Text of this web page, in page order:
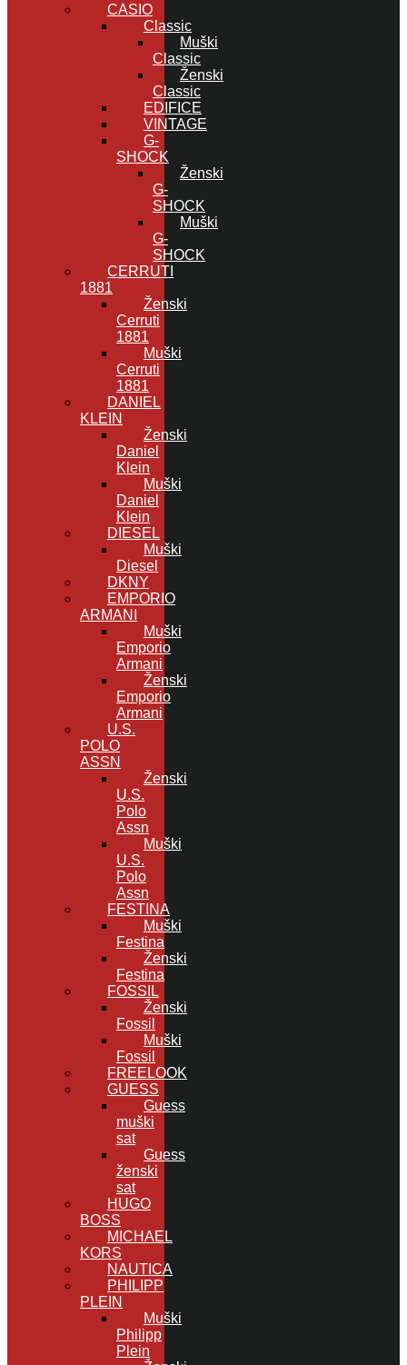
CASIO
Classic
Muški
Classic
Ženski
Classic
EDIFICE
VINTAGE
G-
SHOCK
Ženski
G-
SHOCK
Muški
G-
SHOCK
CERRUTI
1881
Ženski
Cerruti
1881
Muški
Cerruti
1881
DANIEL
KLEIN
Ženski
Daniel
Klein
Muški
Daniel
Klein
DIESEL
Muški
Diesel
DKNY
EMPORIO
ARMANI
Muški
Emporio
Armani
Ženski
Emporio
Armani
U.S.
POLO
ASSN
Ženski
U.S.
Polo
Assn
Muški
U.S.
Polo
Assn
FESTINA
Muški
Festina
Ženski
Festina
FOSSIL
Ženski
Fossil
Muški
Fossil
FREELOOK
GUESS
Guess
muški
sat
Guess
ženski
sat
HUGO
BOSS
MICHAEL
KORS
NAUTICA
PHILIPP
PLEIN
Muški
Philipp
Plein